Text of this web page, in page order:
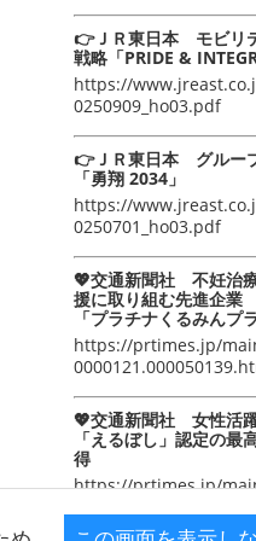
👉ＪＲ東日本 モビリ
戦略「PRIDE &
https://
0250909_ho03.pdf
👉ＪＲ東日本 グルー
「勇翔 2034」
https://
0250701_ho03.pdf
💖交通新聞社 不妊治
援に取り組む先進企業
「プラチナくるみんプ
https://prtimes.jp/
💖交通新聞社 女性活
「えるぼし」認定の最
得
https://prtimes.jp/